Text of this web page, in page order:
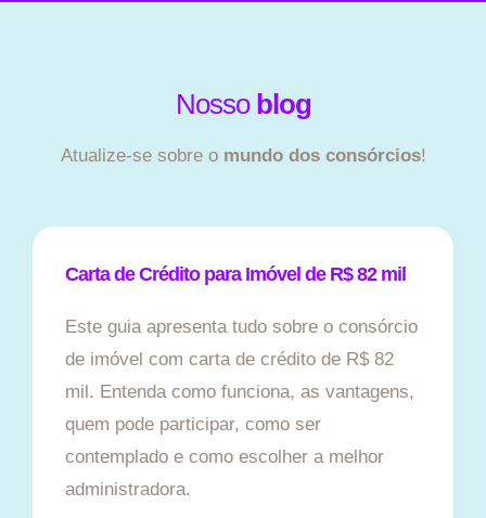
Nosso blog
Atualize-se sobre o mundo dos consórcios!
Carta de Crédito para Imóvel de R$ 82 mil
Este guia apresenta tudo sobre o consórcio
de imóvel com carta de crédito de R$ 82
mil. Entenda como funciona, as vantagens,
quem pode participar, como ser
contemplado e como escolher a melhor
administradora.